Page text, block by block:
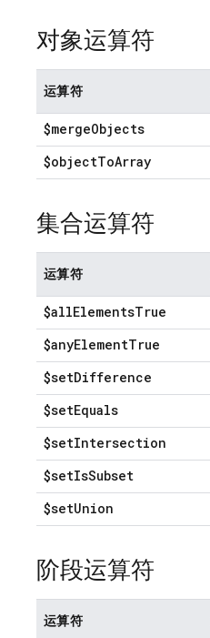
对象运算符
运算符
$mergeObjects
$objectToArray
集合运算符
运算符
$allElementsTrue
$anyElementTrue
$setDifference
$setEquals
$setIntersection
$setIsSubset
$setUnion
阶段运算符
运算符